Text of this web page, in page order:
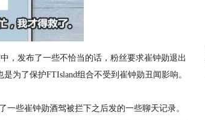
发布了一些不恰当的话，粉丝要求崔钟勋退出
为了保护FTIsland组合不受到崔钟勋丑闻影响。
些崔钟勋酒驾被拦下之后发的一些聊天记录。